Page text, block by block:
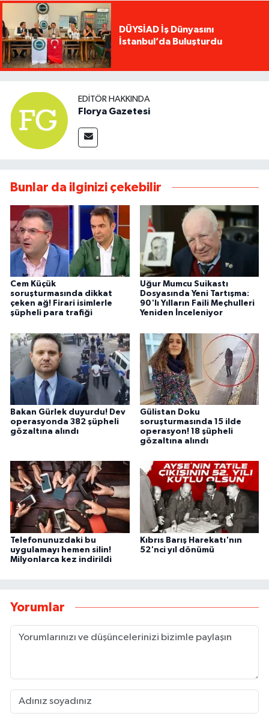
DÜYSİAD İş Dünyasını
İstanbul’da Buluşturdu
EDITÖR HAKKINDA
Florya Gazetesi
Bunlar da ilginizi çekebilir
Cem Küçük
soruşturmasında dikkat
çeken ağ! Firari isimlerle
şüpheli para trafiği
Uğur Mumcu Suikastı
Dosyasında Yeni Tartışma:
90'lı Yılların Faili Meçhulleri
Yeniden İnceleniyor
Bakan Gürlek duyurdu! Dev
operasyonda 382 şüpheli
gözaltına alındı
Gülistan Doku
soruşturmasında 15 ilde
operasyon! 18 şüpheli
gözaltına alındı
Telefonunuzdaki bu
uygulamayı hemen silin!
Milyonlarca kez indirildi
Kıbrıs Barış Harekatı'nın
52'nci yıl dönümü
Yorumlar